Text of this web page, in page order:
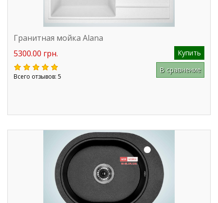
Гранитная мойка Alana
5300.00 грн.
Купить
Всего отзывов: 5
В сравнение